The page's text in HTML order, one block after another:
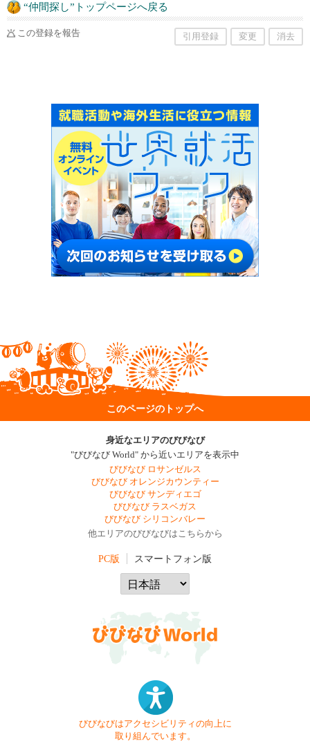
“仲間探し”トップページへ戻る
この登録を報告 引用登録 変更 消去
このページのトップへ
身近なエリアのびびなび
"びびなび World" から近いエリアを表示中
びびなび ロサンゼルス
びびなび オレンジカウンティー
びびなび サンディエゴ
びびなび ラスベガス
びびなび シリコンバレー
他エリアのびびなびはこちらから
PC版 スマートフォン版
びびなびはアクセシビリティの向上に
取り組んでいます。